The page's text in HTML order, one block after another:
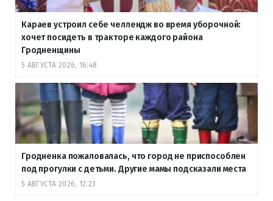
Караев устроил себе челлендж во время уборочной:
хочет посидеть в тракторе каждого района
Гродненщины
5 АВГУСТА 2026, 16:48
Гродненка пожаловалась, что город не приспособлен
под прогулки с детьми. Другие мамы подсказали места
5 АВГУСТА 2026, 12:23